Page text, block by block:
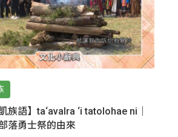
凱族語】ta‘avalra ‘i tatolohae ni｜
落勇士祭的由來